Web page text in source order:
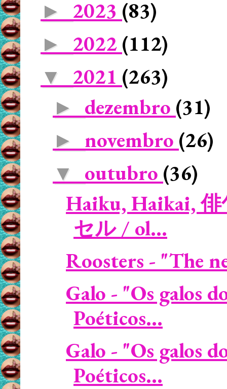
► 2023 (83)
► 2022 (112)
▼ 2021 (263)
► dezembro (31)
► novembro (26)
▼ outubro (36)
Haiku, Haikai, 俳
セル / ol...
Roosters - "The
Galo - "Os galos
Poéticos...
Galo - "Os galos
Poéticos...